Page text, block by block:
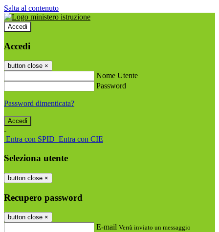
Salta al contenuto
Accedi
Accedi
button close ×
Nome Utente
Password
Password dimenticata?
-
Entra con SPID Entra con CIE
Seleziona utente
button close ×
Recupero password
button close ×
E-mail Verrà inviato un messaggio